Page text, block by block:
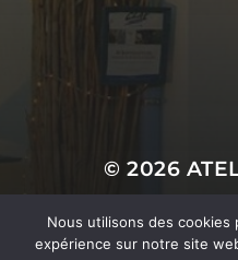
© 2026
SITE ÉDITÉ PAR
Nous utilisons des cookies
expérience sur notre site